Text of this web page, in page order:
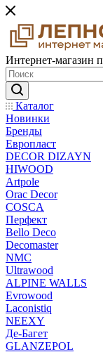
Интернет-магазин
Каталог
Новинки
Бренды
Европласт
DECOR DIZAYN
HIWOOD
Artpole
Orac Decor
COSCA
Перфект
Bello Deco
Decomaster
NMС
Ultrawood
ALPINE WALLS
Evrowood
Laconistiq
NEEXY
Де-Багет
GLANZEPOL